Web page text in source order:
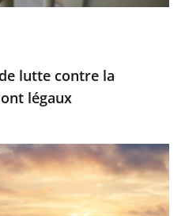
lutte contre la
légaux